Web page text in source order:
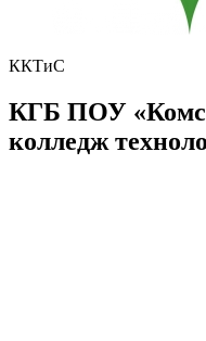
ККТиС
КГБ ПОУ
колледж